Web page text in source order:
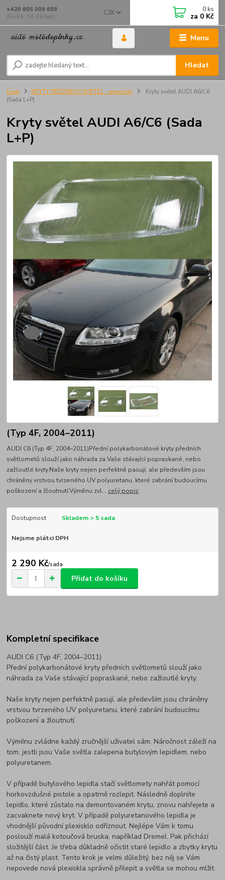
Menu
CZK
Hledat
+420 605 009 688
(Po-Pá, 14-18 hod.)
0 ks
za 0 Kč
Úvod KRYTY PŘEDNÍCH SVĚTEL - plexisklo
Kryty světel AUDI A6/C6
(Sada L+P)
Kryty světel AUDI A6/C6 (Sada
L+P)
(Typ 4F, 2004–2011)
AUDI C6 (Typ 4F, 2004–2011)Přední polykarbonátové kryty předních
světlometů slouží jako náhrada za Vaše stávající popraskané, nebo
zažloutlé kryty.Naše kryty nejen perfektně pasují, ale především jsou
chráněny vrstvou tvrzeného UV polyuretanu, které zabrání budoucímu
poškození a žloutnutí.Výměnu zvl... celý popis
Dostupnost Skladem > 5 sada
Nejsme plátci DPH
2 290 Kč/sada
Přidat do košíku
Kompletní specifikace
AUDI C6 (Typ 4F, 2004–2011)
Přední polykarbonátové kryty předních světlometů slouží jako
náhrada za Vaše stávající popraskané, nebo zažloutlé kryty.
Naše kryty nejen perfektně pasují, ale především jsou chráněny
vrstvou tvrzeného UV polyuretanu, které zabrání budoucímu
poškození a žloutnutí.
Výměnu zvládne každý zručnější uživatel sám. Náročnost záleží na
tom, jestli jsou Vaše světla zalepena butylovým lepidlem, nebo
polyuretanem.
V případě butylového lepidla stačí světlomety nahřát pomocí
horkovzdušné pistole a opatrně rozlepit. Následně doplníte
lepidlo, které zůstalo na demontovaném krytu, znovu nahřejete a
zacvaknete nový kryt. V případě polyuretanového lepidla je
vhodnější původní plexisklo odříznout. Nejlépe Vám k tomu
poslouží malá kotoučová bruska, například Dremel. Pak přichází
složitější část. Je třeba důkladně očistit staré lepidlo a zbytky krytu
až na čistý plast. Tento krok je velmi důležitý, bez něj se Vám
nepovede nová plexiskla správně přilepit a světla se mohou mlžit.